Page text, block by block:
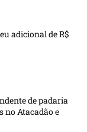
adicional de R$
de padaria
no Atacadão e